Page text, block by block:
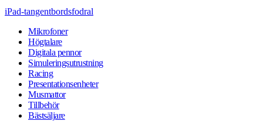
iPad-tangentbordsfodral
Mikrofoner
Högtalare
Digitala pennor
Simuleringsutrustning
Racing
Presentationsenheter
Musmattor
Tillbehör
Bästsäljare